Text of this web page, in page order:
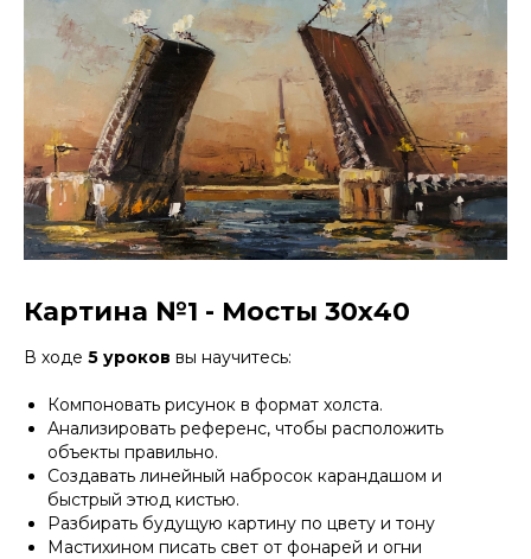
Картина №1 - Мосты 30х40
В ходе 5 уроков вы научитесь:
Компоновать рисунок в формат холста.
Анализировать референс, чтобы расположить
объекты правильно.
Создавать линейный набросок карандашом и
быстрый этюд кистью.
Разбирать будущую картину по цвету и тону
Мастихином писать свет от фонарей и огни